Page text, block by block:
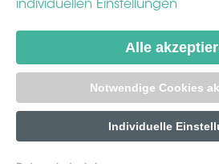
individuellen Einstellungen
Alle
Notwendige Cookies
Individuelle